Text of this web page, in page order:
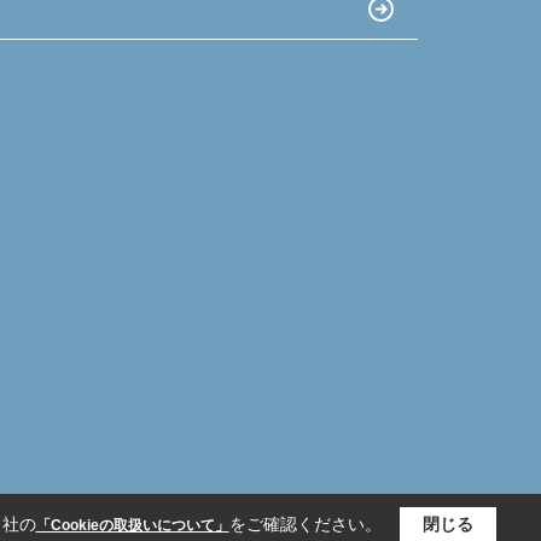
の「Cookieの取扱いについて」 をご確認ください。 閉じる